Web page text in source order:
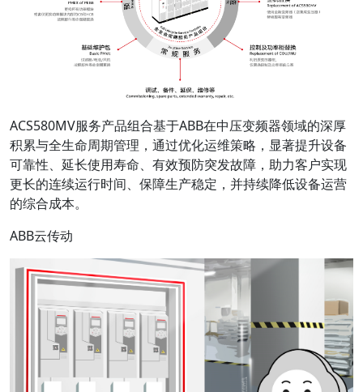
ACS580MV服务产品组合基于ABB在中压变频器领域的深厚
积累与全生命周期管理，通过优化运维策略，显著提升设备
可靠性、延长使用寿命、有效预防突发故障，助力客户实现
更长的连续运行时间、保障生产稳定，并持续降低设备运营
的综合成本。
ABB云传动